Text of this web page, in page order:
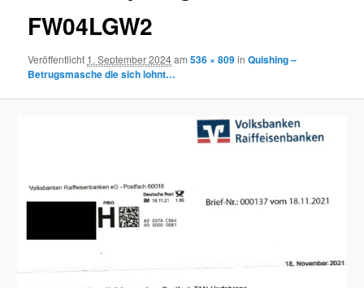
FW04LGW2
Veröffentlicht 1. September 2024am536 × 809inQuishing –
Betrugsmasche die sich lohnt…